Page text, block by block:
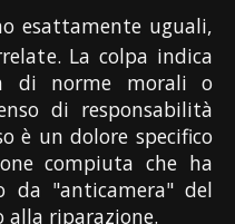
esattamente uguali,
La colpa indica
di norme morali o
di responsabilità
è un dolore specifico
compiuta che ha
da "anticamera" del
alla riparazione.